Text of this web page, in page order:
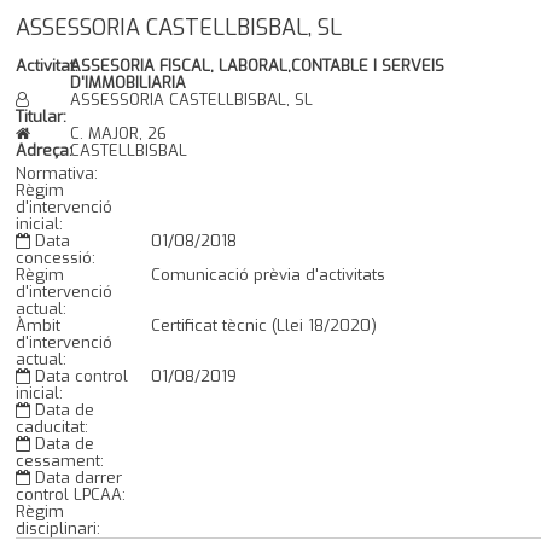
ASSESSORIA CASTELLBISBAL, SL
Activitat:ASSESORIA FISCAL, LABORAL,CONTABLE I SERVEIS
D'IMMOBILIARIA
Titular:
ASSESSORIA CASTELLBISBAL, SL
Adreça:
C. MAJOR, 26
CASTELLBISBAL
Normativa:
Règim
d'intervenció
inicial:
Data
concessió:
01/08/2018
Règim
d'intervenció
actual:
Comunicació prèvia d'activitats
Àmbit
d'intervenció
actual:
Certificat tècnic (Llei 18/2020)
Data control
inicial:
01/08/2019
Data de
caducitat:
Data de
cessament:
Data darrer
control LPCAA:
Règim
disciplinari: